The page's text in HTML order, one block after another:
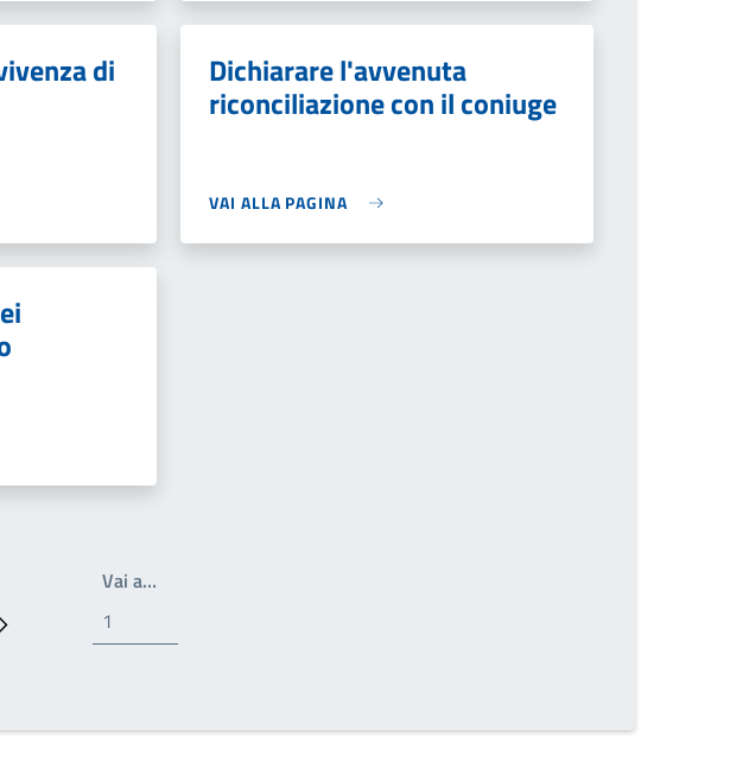
di Dichiarare l'avvenuta
riconciliazione con il coniuge
VAI ALLA PAGINA
Pagina successiva
Vai a…Scrivi il numero della pagina a cui andare